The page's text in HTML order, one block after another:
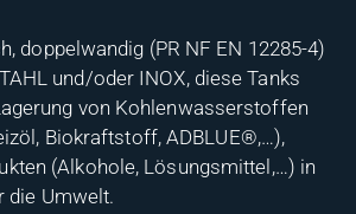
doppelwandig (PR NF EN 12285-4)
und/oder INOX, diese Tanks
von Kohlenwasserstoffen
Biokraftstoff, ADBLUE®,…),
(Alkohole, Lösungsmittel,…) in
die Umwelt.